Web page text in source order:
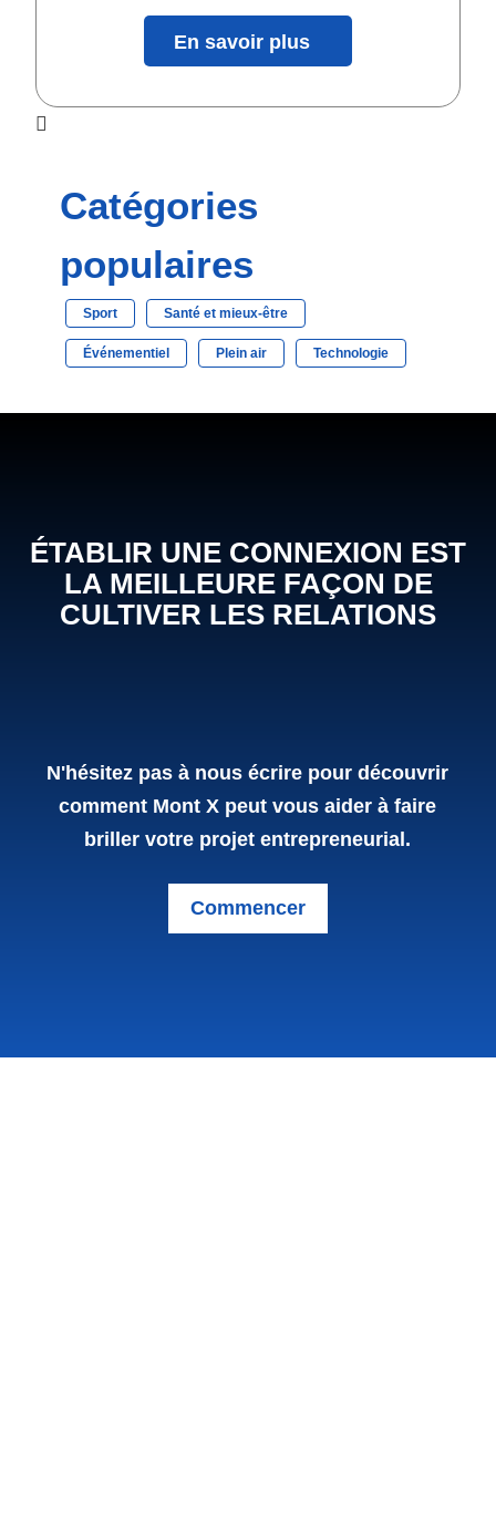
En savoir plus
Catégories
populaires
Sport Santé et mieux-être
Événementiel Plein air Technologie
ÉTABLIR UNE CONNEXION EST
LA MEILLEURE FAÇON DE
CULTIVER LES RELATIONS
Nous
contacter
(Accueil)
N'hésitez pas à nous écrire pour découvrir
comment Mont X peut vous aider à faire
briller votre projet entrepreneurial.
Commencer